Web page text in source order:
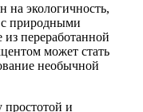
на экологичность,
природными
переработанной
может стать
необычной
и